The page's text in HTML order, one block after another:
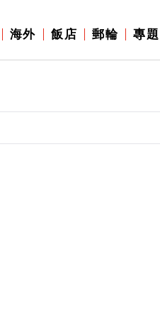
海外 飯店 郵輪 專題